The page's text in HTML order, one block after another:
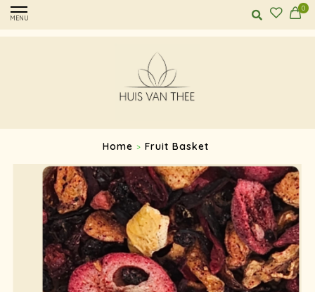
MENU
0
Home > Fruit Basket